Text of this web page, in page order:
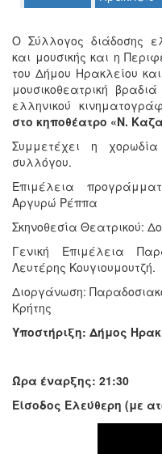
ΤΟΠΟΣ
ΜΑΣ
ΔΗΜΟΣ
ΠΟΛΙΤΙΣΜΟΣ
ΠΟΛΗ
Ο Σύλλογος διάδοσης
και μουσικής και η
του Δήμου Ηρακλείου
μουσικοθεατρική
ελληνικού
στο κηποθέατρο «Ν.
Συμμετέχει η
συλλόγου.
Επιμέλεια
Αργυρώ Ρέππα
Σκηνοθεσία Θεατρικού:
Γενική Επιμέλεια
Λευτέρης Κουγιουμουτζή.
Διοργάνωση:
Κρήτης
Υποστήριξη: Δήμος
Ώρα έναρξης: 21:30
Είσοδος Ελεύθερη (με